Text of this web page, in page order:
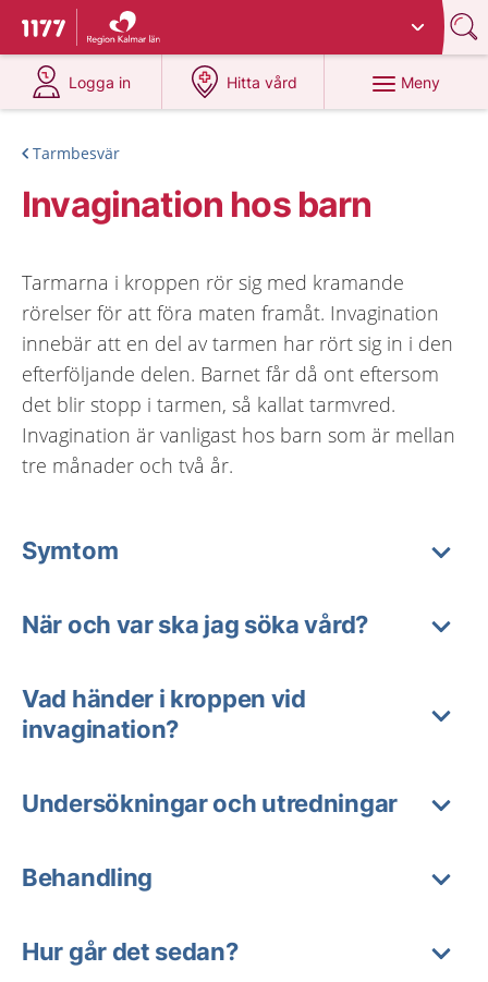
Till startsidan för 1177
Du har valt region
Logga in
på 1177.se
Hitta vård
på 1177.se
Meny
Tarmbesvär
Invagination hos barn
Tarmarna i kroppen rör sig med kramande
rörelser för att föra maten framåt. Invagination
innebär att en del av tarmen har rört sig in i den
efterföljande delen. Barnet får då ont eftersom
det blir stopp i tarmen, så kallat tarmvred.
Invagination är vanligast hos barn som är mellan
tre månader och två år.
Symtom
När och var ska jag söka vård?
Vad händer i kroppen vid
invagination?
Undersökningar och utredningar
Behandling
Hur går det sedan?